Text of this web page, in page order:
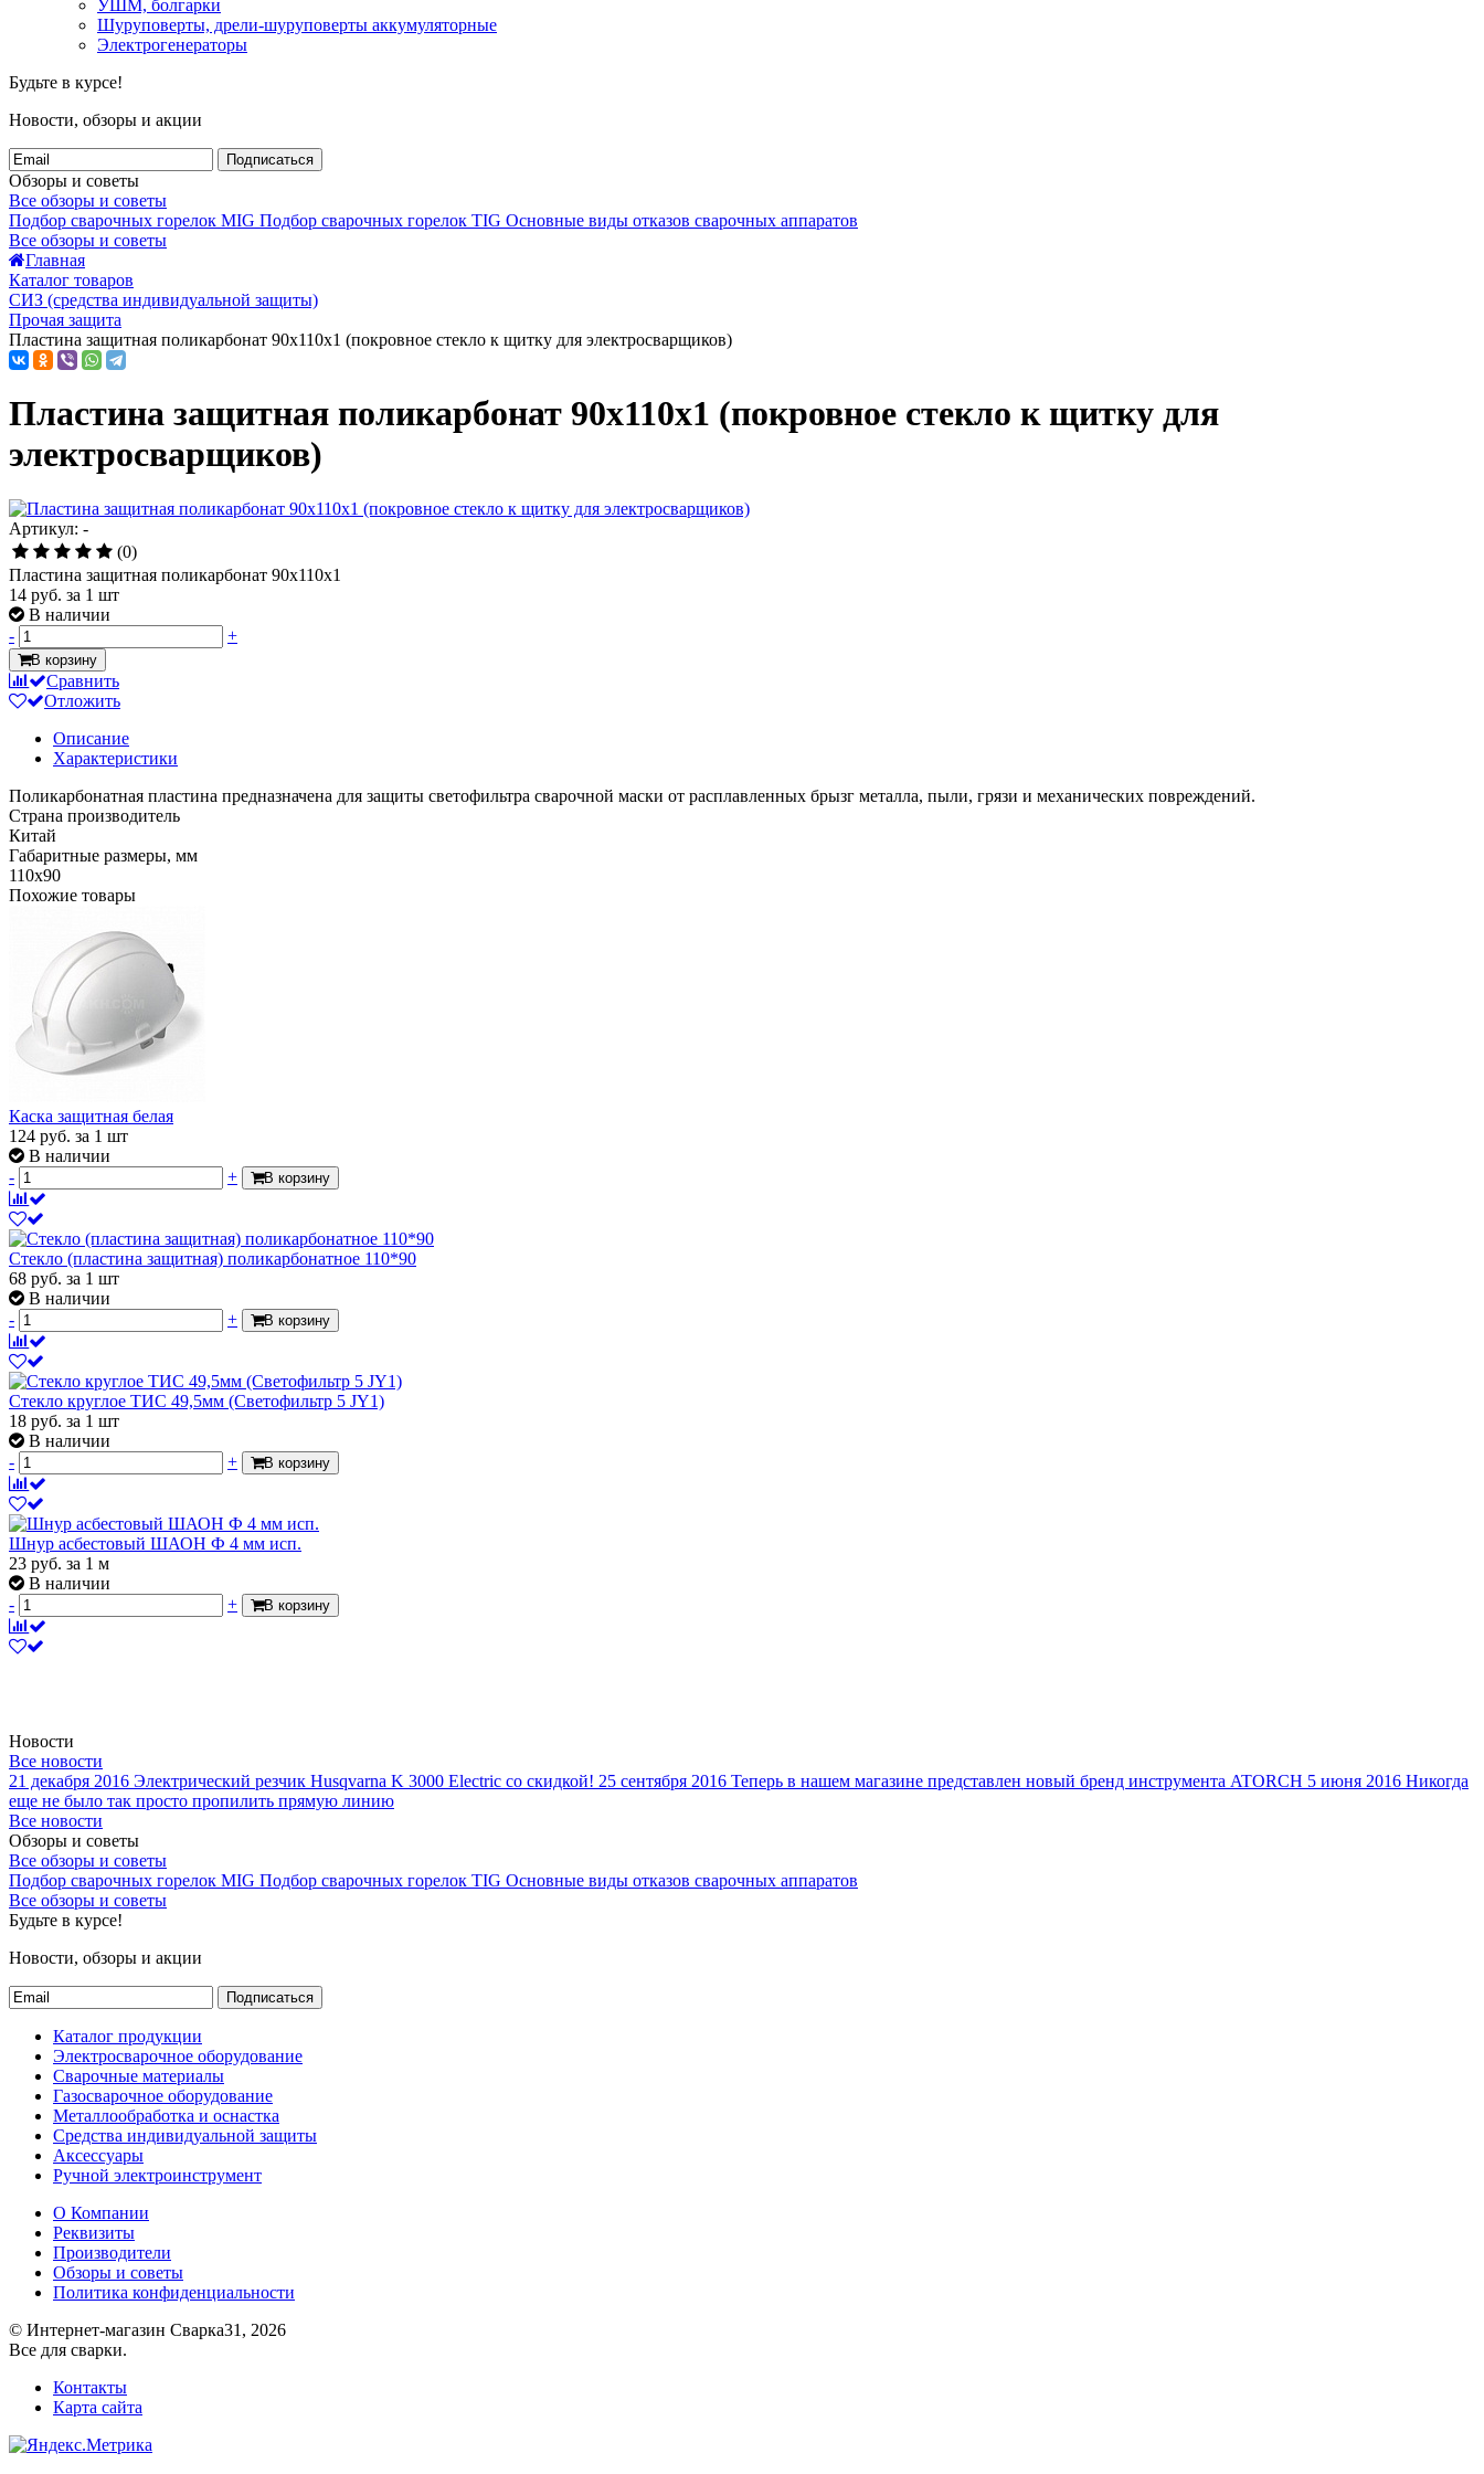
УШМ, болгарки
Шуруповерты, дрели-шуруповерты аккумуляторные
Электрогенераторы
Будьте в курсе!
Новости, обзоры и акции
Подписаться
Обзоры и советы
Все обзоры и советы
Подбор сварочных горелок MIG Подбор сварочных горелок TIG Основные виды отказов сварочных аппаратов
Все обзоры и советы
Главная
Каталог товаров
СИЗ (средства индивидуальной защиты)
Прочая защита
Пластина защитная поликарбонат 90х110х1 (покровное стекло к щитку для электросварщиков)
Пластина защитная поликарбонат 90х110х1 (покровное стекло к щитку для
электросварщиков)
Артикул: -
(0)
Пластина защитная поликарбонат 90х110х1
14 руб. за 1 шт
В наличии
-
+
В корзину
Сравнить
Отложить
Описание
Характеристики
Поликарбонатная пластина предназначена для защиты светофильтра сварочной маски от расплавленных брызг металла, пыли, грязи и механических повреждений.
Страна производитель
Китай
Габаритные размеры, мм
110х90
Похожие товары
Каска защитная белая
124 руб. за 1 шт
В наличии
-
+ В корзину
Стекло (пластина защитная) поликарбонатное 110*90
68 руб. за 1 шт
В наличии
-
+ В корзину
Стекло круглое ТИС 49,5мм (Светофильтр 5 JY1)
18 руб. за 1 шт
В наличии
-
+ В корзину
Шнур асбестовый ШАОН Ф 4 мм исп.
23 руб. за 1 м
В наличии
-
+ В корзину
Новости
Все новости
21 декабря 2016 Электрический резчик Husqvarna K 3000 Electric со скидкой! 25 сентября 2016 Теперь в нашем магазине представлен новый бренд инструмента ATORCH 5 июня 2016 Никогда
еще не было так просто пропилить прямую линию
Все новости
Обзоры и советы
Все обзоры и советы
Подбор сварочных горелок MIG Подбор сварочных горелок TIG Основные виды отказов сварочных аппаратов
Все обзоры и советы
Будьте в курсе!
Новости, обзоры и акции
Подписаться
Каталог продукции
Электросварочное оборудование
Сварочные материалы
Газосварочное оборудование
Металлообработка и оснастка
Средства индивидуальной защиты
Аксессуары
Ручной электроинструмент
О Компании
Реквизиты
Производители
Обзоры и советы
Политика конфиденциальности
© Интернет-магазин Сварка31, 2026
Все для сварки.
Контакты
Карта сайта